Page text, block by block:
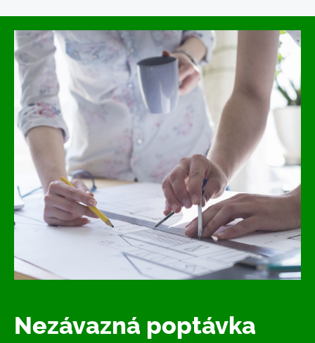
Nezávazná poptávka